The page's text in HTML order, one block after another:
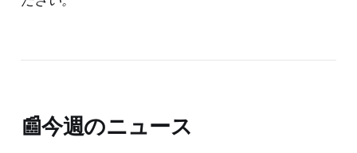
📰今週のニュース